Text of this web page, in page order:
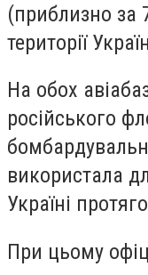
(приблизно за
території
На обох
російського
використала
Україні
При цьому